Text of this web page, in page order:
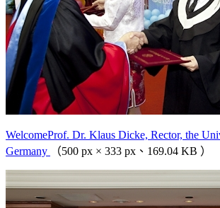
WelcomeProf. Dr. Klaus Dicke, Rector, the
Germany
（500 px × 333 px、169.04 KB ）